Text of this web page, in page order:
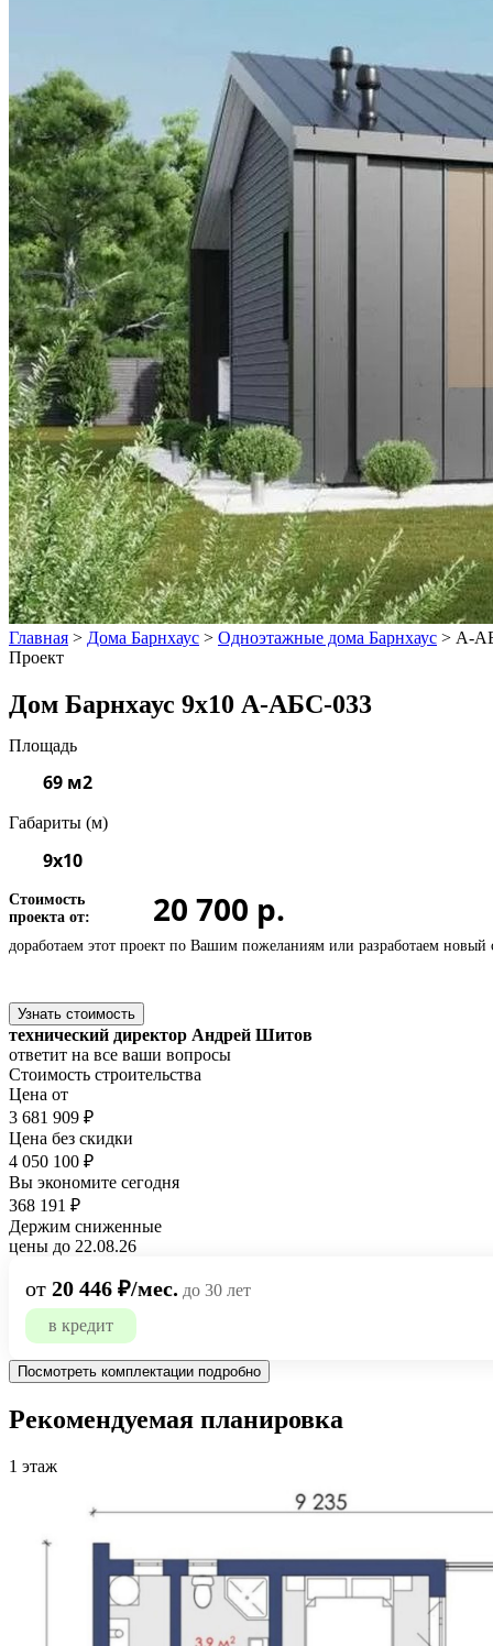
Главная > Дома Барнхаус > Одноэтажные дома Барнхаус > А-
Проект
Дом Барнхаус 9х10 А-АБС-033
Площадь
69 м2
Габариты (м)
9х10
Стоимость
проекта от:
20 700 р.
доработаем этот проект по Вашим пожеланиям или разработаем новый
Узнать стоимость
технический директор Андрей Шитов
ответит на все ваши вопросы
Стоимость строительства
Цена от
3 681 909 ₽
Цена без скидки
4 050 100 ₽
Вы экономите сегодня
368 191 ₽
Держим сниженные
цены до 22.08.26
от 20 446 ₽/мес. до 30 лет
в кредит
Посмотреть комплектации подробно
Рекомендуемая планировка
1 этаж